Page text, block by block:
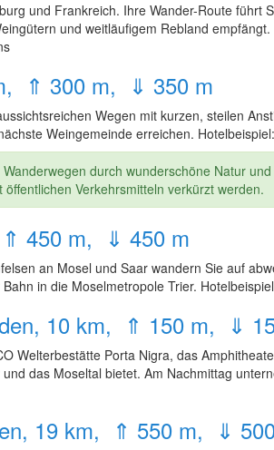
und Frankreich. Ihre Wander-Route führt
und weitläufigem Rebland
⇑ 300 m, ⇓ 350 m
Wegen mit kurzen, steilen
Weingemeinde erreichen.
durch wunderschöne Natur
Verkehrsmitteln verkürzt werden.
⇑ 450 m, ⇓ 450 m
an Mosel und Saar wandern Sie auf
in die Moselmetropole Trier.
10 km, ⇑ 150 m, ⇓
Welterbestätte Porta Nigra, das
das Moseltal bietet. Am Nachmittag
19 km, ⇑ 550 m, ⇓